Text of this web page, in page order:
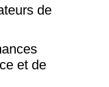
de
et de